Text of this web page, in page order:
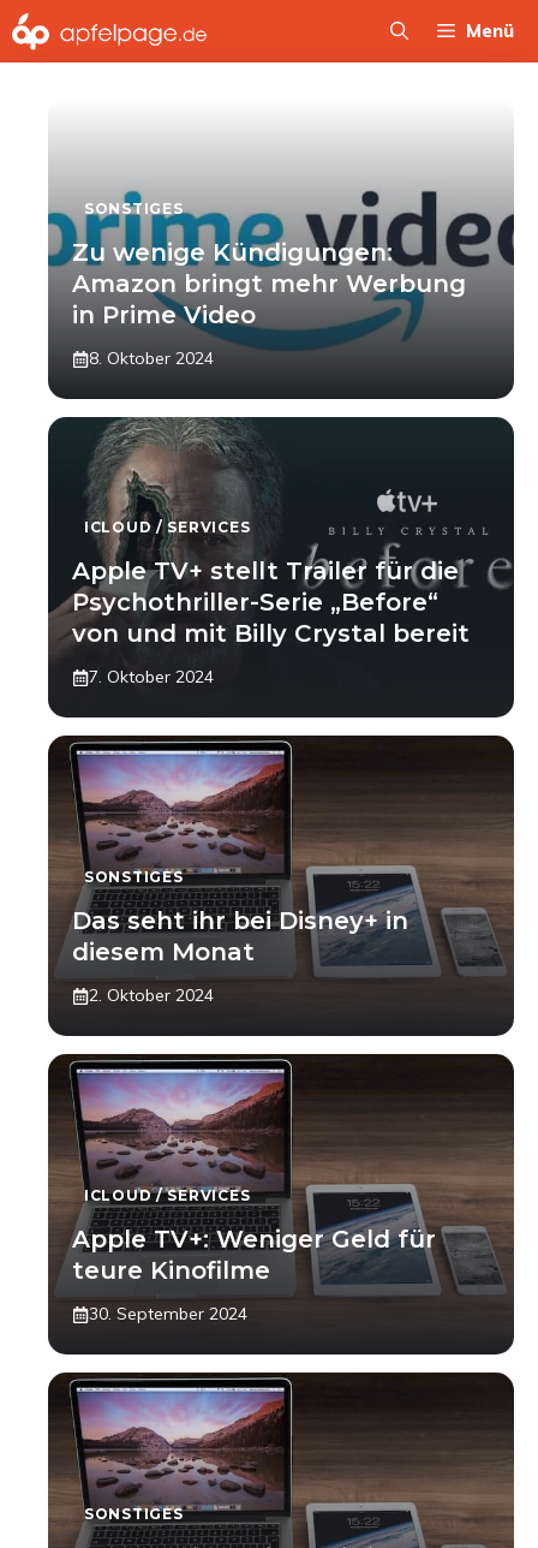
Zum
Inhalt
Menü
SONSTIGES
Zu wenige Kündigungen:
Amazon bringt mehr Werbung
in Prime Video
8. Oktober 2024
ICLOUD / SERVICES
Apple TV+ stellt Trailer für die
Psychothriller-Serie „Before“
von und mit Billy Crystal bereit
7. Oktober 2024
SONSTIGES
Das seht ihr bei Disney+ in
diesem Monat
2. Oktober 2024
ICLOUD / SERVICES
Apple TV+: Weniger Geld für
teure Kinofilme
30. September 2024
SONSTIGES